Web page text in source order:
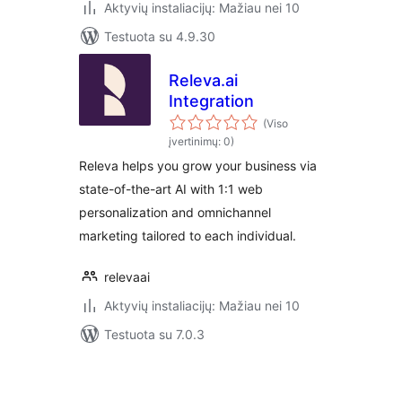
Aktyvių instaliacijų: Mažiau nei 10
Testuota su 4.9.30
Releva.ai
Integration
(Viso
įvertinimų: 0)
Releva helps you grow your business via
state-of-the-art AI with 1:1 web
personalization and omnichannel
marketing tailored to each individual.
relevaai
Aktyvių instaliacijų: Mažiau nei 10
Testuota su 7.0.3